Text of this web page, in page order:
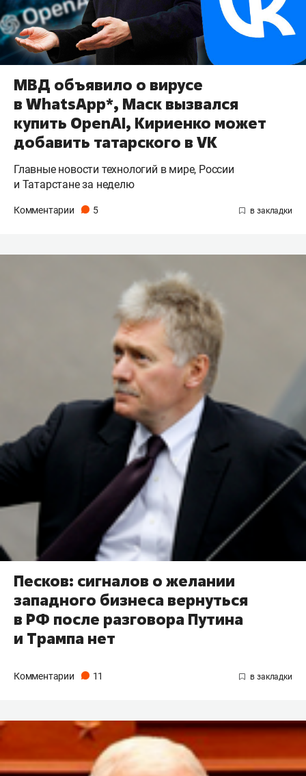
МВД объявило о вирусе
в WhatsApp*, Маск вызвался
купить OpenAI, Кириенко может
добавить татарского в VK
Главные новости технологий в мире, России
и Татарстане за неделю
Комментарии 5
Песков: сигналов о желании
западного бизнеса вернуться
в РФ после разговора Путина
и Трампа нет
Комментарии 11